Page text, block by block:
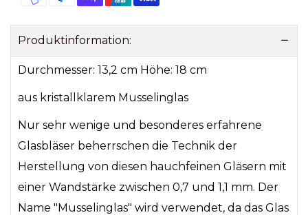
Produktinformation:
Durchmesser: 13,2 cm Höhe: 18 cm
aus kristallklarem Musselinglas
Nur sehr wenige und besonderes erfahrene
Glasbläser beherrschen die Technik der
Herstellung von diesen hauchfeinen Gläsern mit
einer Wandstärke zwischen 0,7 und 1,1 mm. Der
Name "Musselinglas" wird verwendet, da das Glas